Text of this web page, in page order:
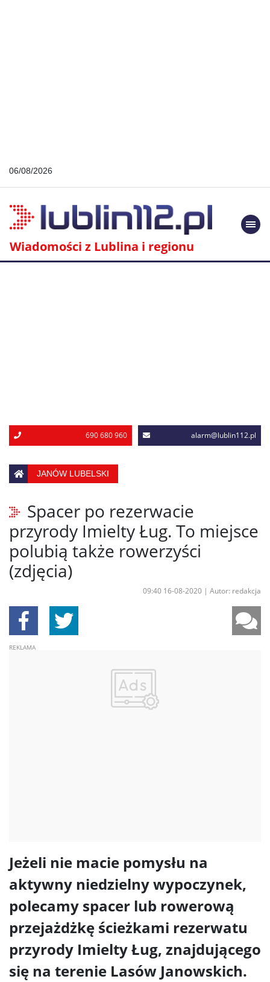
06/08/2026
Wiadomości z Lublina i regionu
690 680 960 alarm@lublin112.pl
JANÓW LUBELSKI
Spacer po rezerwacie
przyrody Imielty Ług. To miejsce
polubią także rowerzyści
(zdjęcia)
09:40 16-08-2020 | Autor: redakcja
Jeżeli nie macie pomysłu na
aktywny niedzielny wypoczynek,
polecamy spacer lub rowerową
przejażdżkę ścieżkami rezerwatu
przyrody Imielty Ług, znajdującego
się na terenie Lasów Janowskich.